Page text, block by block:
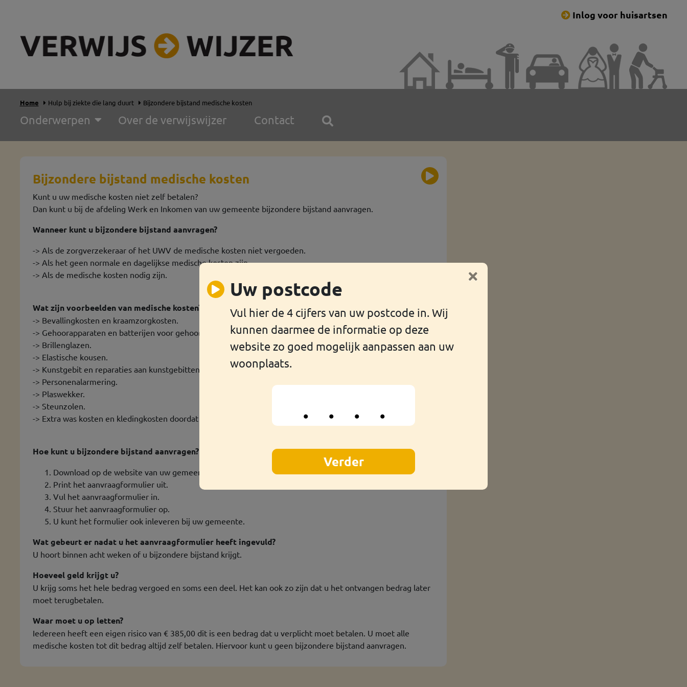
Inlog voor huisartsen
Home Hulp bij ziekte die lang duurt Bijzondere bijstand medische kosten
Onderwerpen Over de verwijswijzer Contact
Bijzondere bijstand medische kosten
Kunt u uw medische kosten niet zelf betalen?
Dan kunt u bij de afdeling Werk en Inkomen van uw gemeente bijzondere bijstand aanvragen.
Wanneer kunt u bijzondere bijstand aanvragen?
-> Als de zorgverzekeraar of het UWV de medische kosten niet vergoeden.
-> Als het geen normale en dagelijkse medische kosten zijn.
-> Als de medische kosten nodig zijn.
Wat zijn voorbeelden van medische kosten?
-> Bevallingkosten en kraamzorgkosten.
-> Gehoorapparaten en batterijen voor gehoorapparaten.
-> Brillenglazen.
-> Elastische kousen.
-> Kunstgebit en reparaties aan kunstgebitten.
-> Personenalarmering.
-> Plaswekker.
-> Steunzolen.
-> Extra was kosten en kledingkosten doordat u ziek bent.
Hoe kunt u bijzondere bijstand aanvragen?
Download op de website van uw gemeente het aanvraagformulier.
Print het aanvraagformulier uit.
Vul het aanvraagformulier in.
Stuur het aanvraagformulier op.
U kunt het formulier ook inleveren bij uw gemeente.
Wat gebeurt er nadat u het aanvraagformulier heeft ingevuld?
U hoort binnen acht weken of u bijzondere bijstand krijgt.
Hoeveel geld krijgt u?
U krijg soms het hele bedrag vergoed en soms een deel. Het kan ook zo zijn dat u het ontvangen bedrag later
moet terugbetalen.
Waar moet u op letten?
Iedereen heeft een eigen risico van € 385,00 dit is een bedrag dat u verplicht moet betalen. U moet alle
medische kosten tot dit bedrag altijd zelf betalen. Hiervoor kunt u geen bijzondere bijstand aanvragen.
Uw postcode
Vul hier de 4 cijfers van uw postcode in. Wij
kunnen daarmee de informatie op deze
website zo goed mogelijk aanpassen aan uw
woonplaats.